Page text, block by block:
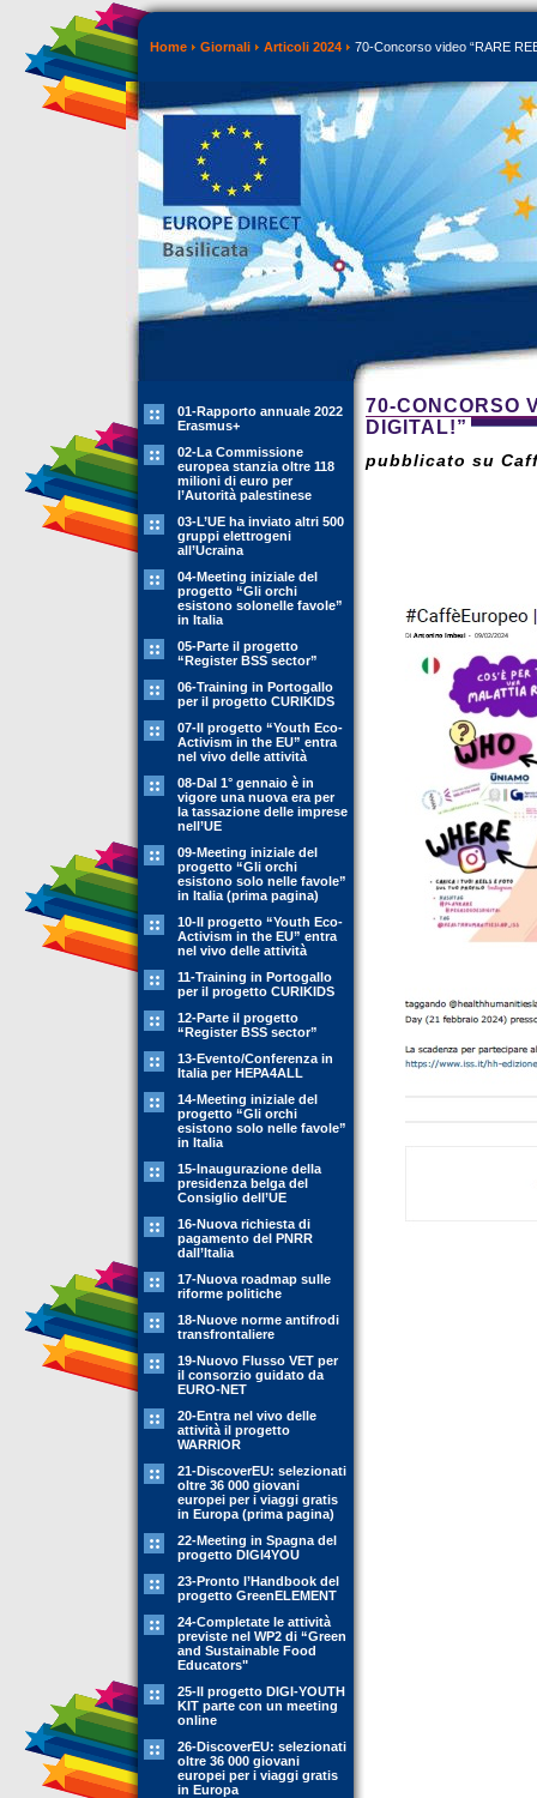
Home Giornali Articoli 2024 70-Concorso video “RARE
01-Rapporto annuale 2022
Erasmus+
02-La Commissione
europea stanzia oltre 118
milioni di euro per
l’Autorità palestinese
03-L’UE ha inviato altri 500
gruppi elettrogeni
all’Ucraina
04-Meeting iniziale del
progetto “Gli orchi
esistono solonelle favole”
in Italia
05-Parte il progetto
“Register BSS sector”
06-Training in Portogallo
per il progetto CURIKIDS
07-Il progetto “Youth Eco-
Activism in the EU” entra
nel vivo delle attività
08-Dal 1° gennaio è in
vigore una nuova era per
la tassazione delle imprese
nell’UE
09-Meeting iniziale del
progetto “Gli orchi
esistono solo nelle favole”
in Italia (prima pagina)
10-Il progetto “Youth Eco-
Activism in the EU” entra
nel vivo delle attività
11-Training in Portogallo
per il progetto CURIKIDS
12-Parte il progetto
“Register BSS sector”
13-Evento/Conferenza in
Italia per HEPA4ALL
14-Meeting iniziale del
progetto “Gli orchi
esistono solo nelle favole”
in Italia
15-Inaugurazione della
presidenza belga del
Consiglio dell’UE
16-Nuova richiesta di
pagamento del PNRR
dall’Italia
17-Nuova roadmap sulle
riforme politiche
18-Nuove norme antifrodi
transfrontaliere
19-Nuovo Flusso VET per
il consorzio guidato da
EURO-NET
20-Entra nel vivo delle
attività il progetto
WARRIOR
21-DiscoverEU: selezionati
oltre 36 000 giovani
europei per i viaggi gratis
in Europa (prima pagina)
22-Meeting in Spagna del
progetto DIGI4YOU
23-Pronto l’Handbook del
progetto GreenELEMENT
24-Completate le attività
previste nel WP2 di “Green
and Sustainable Food
Educators"
25-Il progetto DIGI-YOUTH
KIT parte con un meeting
online
26-DiscoverEU: selezionati
oltre 36 000 giovani
europei per i viaggi gratis
in Europa
70-CONCORSO
DIGITAL!”
pubblicato su